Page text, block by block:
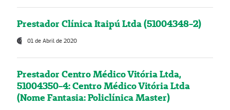
Prestador Clínica Itaipú Ltda (51004348-2)
01 de Abril de 2020
Prestador Centro Médico Vitória Ltda,
51004350-4: Centro Médico Vitória Ltda
(Nome Fantasia: Policlínica Master)